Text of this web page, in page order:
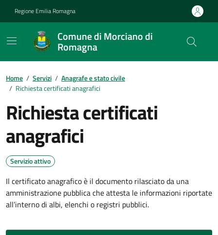
Regione Emilia Romagna
Comune di Morciano di
Romagna
Contenuti in evidenza
Home / Servizi / Anagrafe e stato civile
/ Richiesta certificati anagrafici
Richiesta certificati
anagrafici
Servizio attivo
Il certificato anagrafico è il documento rilasciato da una
amministrazione pubblica che attesta le informazioni riportate
all’interno di albi, elenchi o registri pubblici.